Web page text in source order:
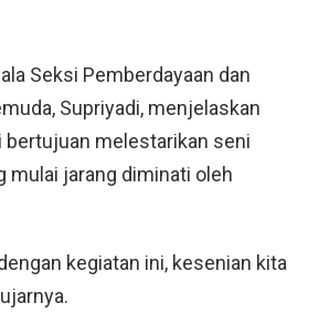
Seksi Pemberdayaan dan
Supriyadi, menjelaskan
bertujuan melestarikan seni
mulai jarang diminati oleh
kegiatan ini, kesenian kita